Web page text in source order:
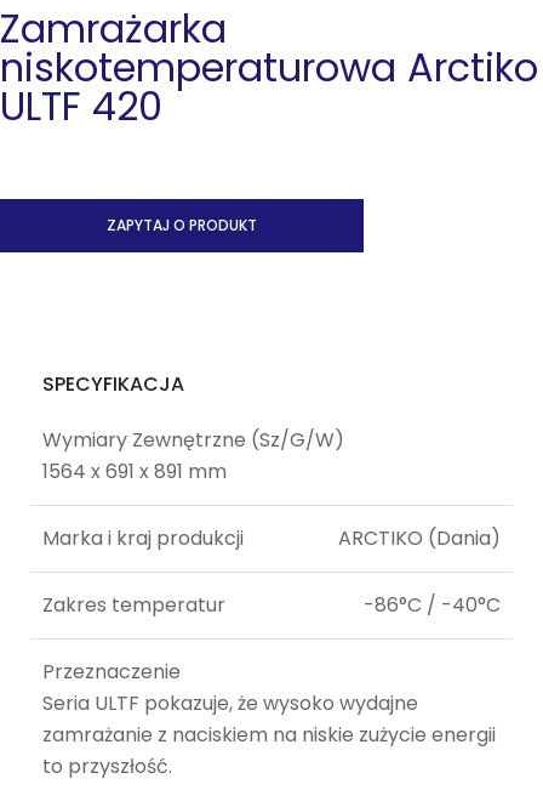
Zamrażarka
niskotemperaturowa Arctiko
ULTF 420
ZAPYTAJ O PRODUKT
SPECYFIKACJA
Wymiary Zewnętrzne (Sz/G/W)
1564 x 691 x 891 mm
Marka i kraj produkcji ARCTIKO (Dania)
Zakres temperatur -86°C / -40°C
Przeznaczenie
Seria ULTF pokazuje, że wysoko wydajne
zamrażanie z naciskiem na niskie zużycie energii
to przyszłość.